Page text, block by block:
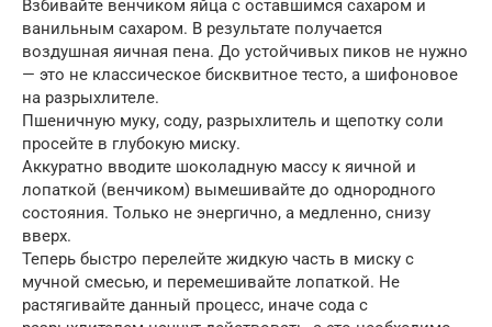
Взбивайте венчиком яйца с оставшимся сахаром и
ванильным сахаром. В результате получается
воздушная яичная пена. До устойчивых пиков не нужно
— это не классическое бисквитное тесто, а шифоновое
на разрыхлителе.
Пшеничную муку, соду, разрыхлитель и щепотку соли
просейте в глубокую миску.
Аккуратно вводите шоколадную массу к яичной и
лопаткой (венчиком) вымешивайте до однородного
состояния. Только не энергично, а медленно, снизу
вверх.
Теперь быстро перелейте жидкую часть в миску с
мучной смесью, и перемешивайте лопаткой. Не
растягивайте данный процесс, иначе сода с